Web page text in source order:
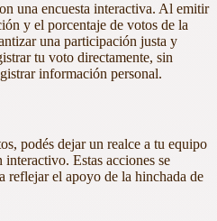
una encuesta interactiva. Al emitir
y el porcentaje de votos de la
una participación justa y
tu voto directamente, sin
información personal.
podés dejar un realce a tu equipo
Estas acciones se
reflejar el apoyo de la hinchada de